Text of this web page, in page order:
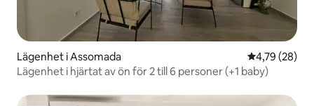
Lägenhet i Assomada 4,79 av 5 i
4,79 (28)
Lägenhet i hjärtat av ön för 2 till 6 personer (+1 baby)